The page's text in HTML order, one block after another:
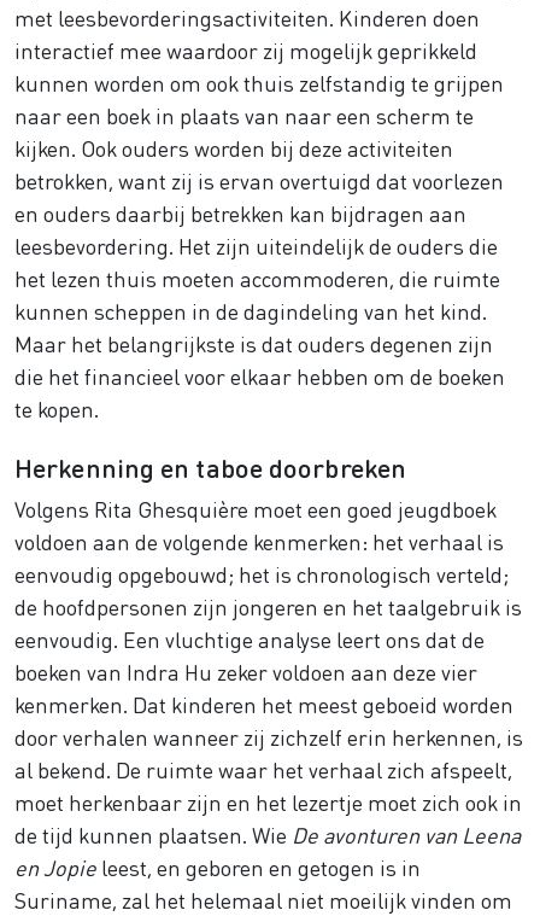
met leesbevorderingsactiviteiten. Kinderen doen
interactief mee waardoor zij mogelijk geprikkeld
kunnen worden om ook thuis zelfstandig te grijpen
naar een boek in plaats van naar een scherm te
kijken. Ook ouders worden bij deze activiteiten
betrokken, want zij is ervan overtuigd dat voorlezen
en ouders daarbij betrekken kan bijdragen aan
leesbevordering. Het zijn uiteindelijk de ouders die
het lezen thuis moeten accommoderen, die ruimte
kunnen scheppen in de dagindeling van het kind.
Maar het belangrijkste is dat ouders degenen zijn
die het financieel voor elkaar hebben om de boeken
te kopen.
Herkenning en taboe doorbreken
Volgens Rita Ghesquière moet een goed jeugdboek
voldoen aan de volgende kenmerken: het verhaal is
eenvoudig opgebouwd; het is chronologisch verteld;
de hoofdpersonen zijn jongeren en het taalgebruik is
eenvoudig. Een vluchtige analyse leert ons dat de
boeken van Indra Hu zeker voldoen aan deze vier
kenmerken. Dat kinderen het meest geboeid worden
door verhalen wanneer zij zichzelf erin herkennen, is
al bekend. De ruimte waar het verhaal zich afspeelt,
moet herkenbaar zijn en het lezertje moet zich ook in
de tijd kunnen plaatsen. Wie De avonturen van Leena
en Jopie leest, en geboren en getogen is in
Suriname, zal het helemaal niet moeilijk vinden om